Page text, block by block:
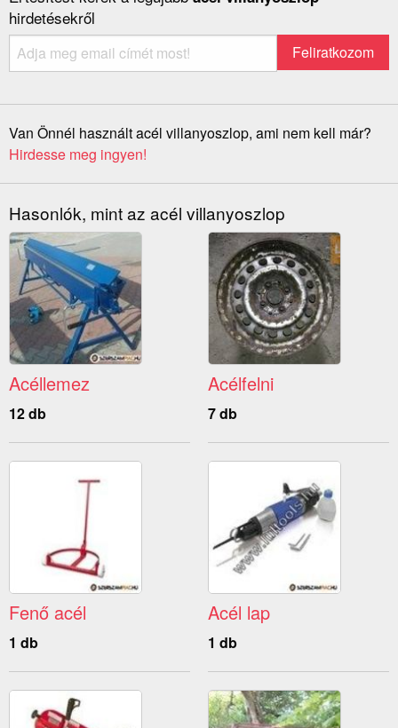
hirdetésekről
Van Önnél használt acél villanyoszlop, ami nem kell már?
Hirdesse meg ingyen!
Hasonlók, mint az acél villanyoszlop
Acéllemez
12 db
Acélfelni
7 db
Fenő acél
1 db
Acél lap
1 db